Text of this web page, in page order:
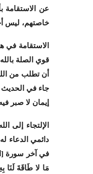
عن الاستقامة
خاصتهم، ليس
الاستقامة في
قوي الصلة
أن تطلب من
جاء في
إيمان لا صبر
الإلتجاء إلى
دائمي الدعاء
في آخر سورة
مَا لا طَاقَةَ لَنَا